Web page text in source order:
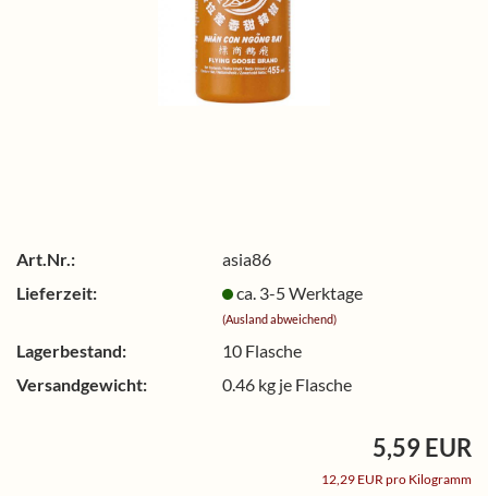
Art.Nr.:
asia86
Lieferzeit:
ca. 3-5 Werktage
(Ausland abweichend)
Lagerbestand: 10 Flasche
Versandgewicht:
0.46 kg je Flasche
5,59 EUR
12,29 EUR pro Kilogramm